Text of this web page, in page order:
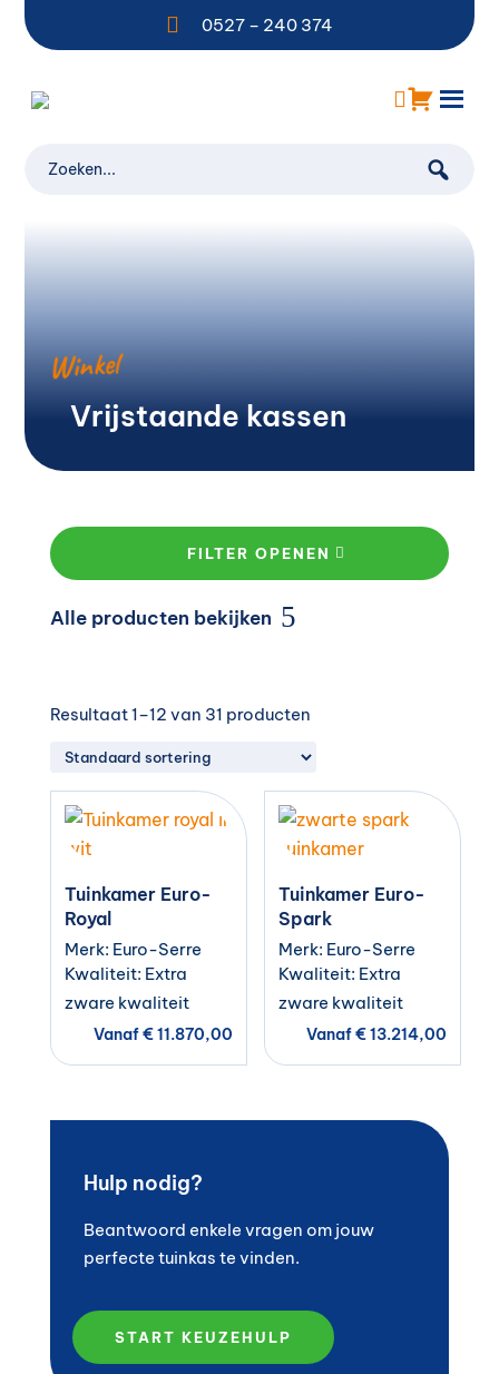
 0527 – 240 374
Winkel
Vrijstaande kassen
FILTER OPENEN
Alle producten bekijken
Resultaat 1–12 van 31 producten
Tuinkamer Euro-
Royal
Merk: Euro-Serre
Kwaliteit: Extra
zware kwaliteit
Vanaf€11.870,00
Tuinkamer Euro-
Spark
Merk: Euro-Serre
Kwaliteit: Extra
zware kwaliteit
Vanaf€13.214,00
Hulp nodig?
Beantwoord enkele vragen om jouw
perfecte tuinkas te vinden.
START KEUZEHULP